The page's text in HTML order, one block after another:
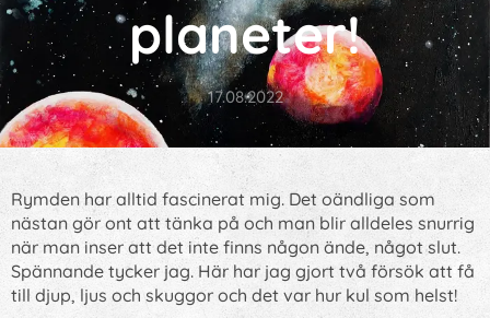
planeter!
17.08.2022
Rymden har alltid fascinerat mig. Det oändliga som
nästan gör ont att tänka på och man blir alldeles snurrig
när man inser att det inte finns någon ände, något slut.
Spännande tycker jag. Här har jag gjort två försök att få
till djup, ljus och skuggor och det var hur kul som helst!